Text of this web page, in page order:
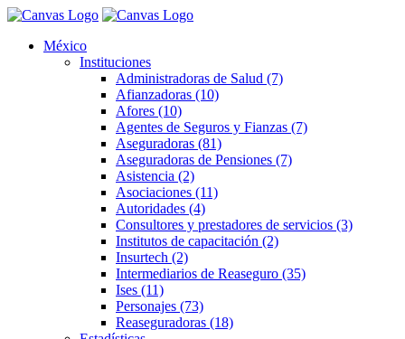
México
Instituciones
Administradoras de Salud (7)
Afianzadoras (10)
Afores (10)
Agentes de Seguros y Fianzas (7)
Aseguradoras (81)
Aseguradoras de Pensiones (7)
Asistencia (2)
Asociaciones (11)
Autoridades (4)
Consultores y prestadores de servicios (3)
Institutos de capacitación (2)
Insurtech (2)
Intermediarios de Reaseguro (35)
Ises (11)
Personajes (73)
Reaseguradoras (18)